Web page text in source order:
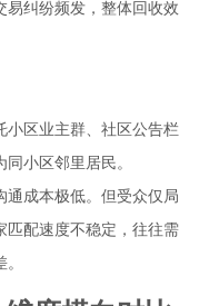
易纠纷频发，整体回收效
小区业主群、社区公告栏
小区邻里居民。
通成本极低。但受众仅局
匹配速度不稳定，往往需